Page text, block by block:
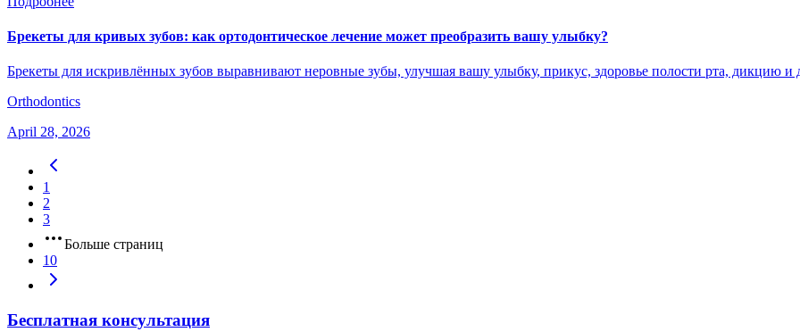
Брекеты для кривых зубов: как ортодонтическое лечение может преобразить вашу улыбку?
Брекеты для искривлённых зубов выравнивают неровные зубы, улучшая вашу улыбку, прикус, здоровье полости рта, дикцию
Orthodontics
April 28, 2026
1
2
3
Больше страниц
10
Бесплатная консультация